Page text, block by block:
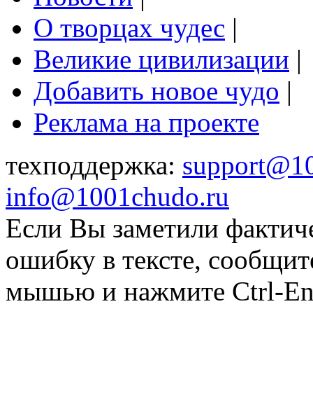
О творцах чудес |
Великие цивилизации |
Добавить новое чудо |
Реклама на проекте
техподдержка:
info@1001chudo.ru
Если Вы заметили
ошибку в тексте,
мышью и нажмите Ctrl-